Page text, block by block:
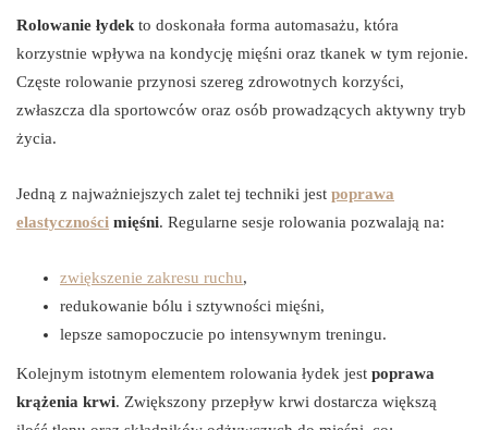
Rolowanie łydek to doskonała forma automasażu, która
korzystnie wpływa na kondycję mięśni oraz tkanek w tym rejonie.
Częste rolowanie przynosi szereg zdrowotnych korzyści,
zwłaszcza dla sportowców oraz osób prowadzących aktywny tryb
życia.
Jedną z najważniejszych zalet tej techniki jest poprawa
elastyczności mięśni. Regularne sesje rolowania pozwalają na:
zwiększenie zakresu ruchu,
redukowanie bólu i sztywności mięśni,
lepsze samopoczucie po intensywnym treningu.
Kolejnym istotnym elementem rolowania łydek jest poprawa
krążenia krwi. Zwiększony przepływ krwi dostarcza większą